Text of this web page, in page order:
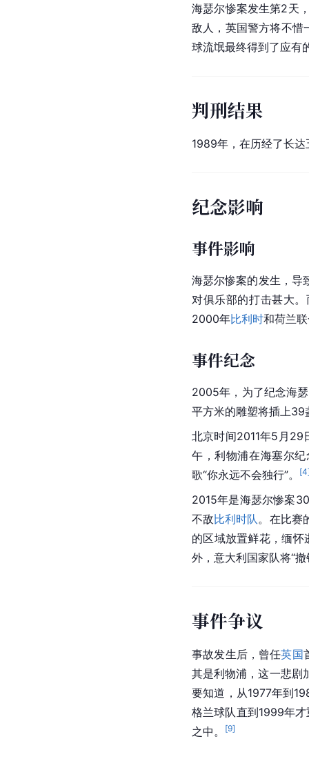
海瑟尔惨案发生第2天
敌人，英国警方将不惜
球流氓最终得到了应有
判刑结果
1989年，在历经了长
纪念影响
事件影响
海瑟尔惨案的发生，导
对俱乐部的打击甚大
2000年比利时和荷兰
事件纪念
2005年，为了纪念海
平方米的雕塑将插上
北京时间2011年5月29
午，利物浦在海塞尔
歌“你永远不会独行”。
[4
2015年是海瑟尔惨案
不敌比利时队 。在比赛
的区域放置鲜花，缅
外，意大利国家队将“
事件争议
事故发生后，曾任英国
其是利物浦，这一悲剧
要知道，从1977年到
格兰球队直到1999年
之中。
[9]